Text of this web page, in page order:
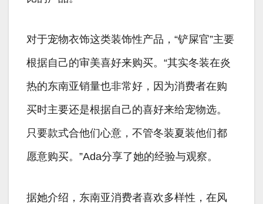
对于宠物衣饰这类装饰性产品，“铲屎官”主要
根据自己的审美喜好来购买。“其实冬装在炎
热的东南亚销量也非常好，因为消费者在购
买时主要还是根据自己的喜好来给宠物选。
只要款式合他们心意，不管冬装夏装他们都
愿意购买。”Ada分享了她的经验与观察。
据她介绍，东南亚消费者喜欢多样性，在风